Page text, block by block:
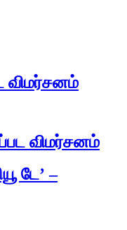
விமர்சனம்
விமர்சனம்
டே’ –